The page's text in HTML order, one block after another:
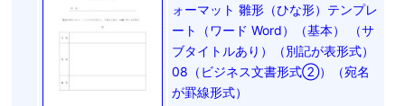
ォーマット 雛形（ひな形）テンプレ
ート（ワード Word）（基本） （サ
ブタイトルあり）（別記が表形式）
08（ビジネス文書形式②）（宛名
が罫線形式）